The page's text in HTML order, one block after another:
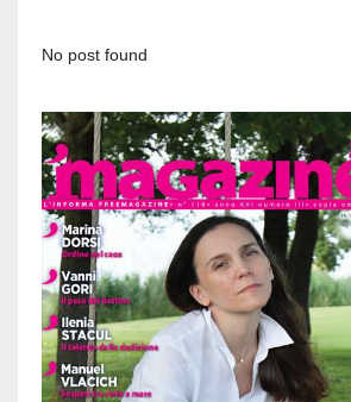
No post found